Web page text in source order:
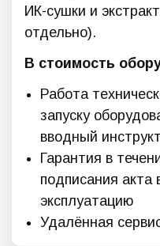
ИК-сушки и
отдельно).
В стоимость
Работа
запуску
вводный
Гарантия в
подписания акта
эксплуатацию
Удалённая